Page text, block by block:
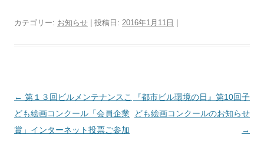
カテゴリー: お知らせ | 投稿日: 2016年1月11日
投
稿
ナ
← 第１３回ビルメンテナンスこ
ども絵画コンクール「会員企業
賞」インターネット投票ご参加
『都市ビル環境の日』第10回子
ども絵画コンクールのお知らせ
→